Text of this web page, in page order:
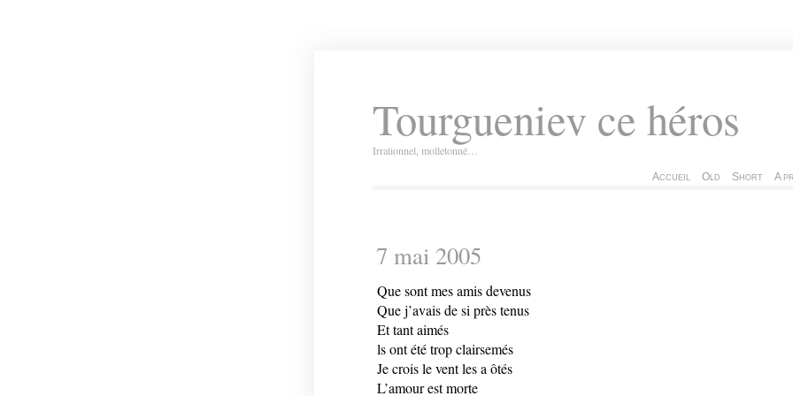
Tourgueniev ce héros
Irrationnel, molletonné…
Accueil Old Short A
7 mai 2005
Que sont mes amis devenus
Que j’avais de si près tenus
Et tant aimés
ls ont été trop clairsemés
Je crois le vent les a ôtés
L’amour est morte